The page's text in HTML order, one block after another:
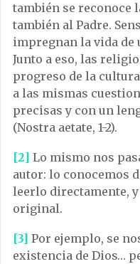
también se reconoce
también al Padre.
impregnan la vida
Junto a eso, las
progreso de la
a las mismas
precisas y con un
(Nostra aetate, 1-2).
[2] Lo mismo nos
autor: lo conocemos
leerlo directamente,
original.
[3] Por ejemplo, se
existencia de Dios…